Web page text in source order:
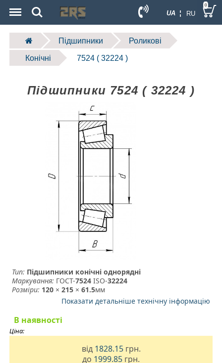
UA ¦ RU
Search 0
Підшипники Роликові
Конічні 7524 ( 32224 )
Підшипники 7524 ( 32224 )
Тип: Підшипники конічні однорядні
Маркування: ГОСТ-7524 ­ ISO-32224
Розміри: 120 ×215 ×61.5мм
Показати детальніше технічну інформацію
В наявності
Ціна:
від 1828.15 грн.
до 1999.85 грн.